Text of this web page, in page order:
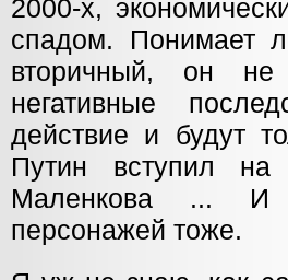
2000-х,
спадом. Понимает
вторичный, он не
негативные
действие и будут
Путин вступил
Маленкова ... И
персонажей тоже.